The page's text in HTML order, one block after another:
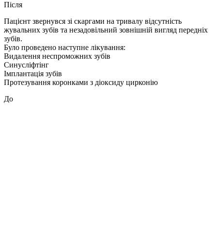
Після
Пацієнт звернувся зі скаргами на тривалу відсутність
жувальних зубів та незадовільний зовнішній вигляд передніх
зубів.
Було проведено наступне лікування:
Видалення неспроможних зубів
Синусліфтінг
Імплантація зубів
Протезування коронками з діоксиду цирконію
До